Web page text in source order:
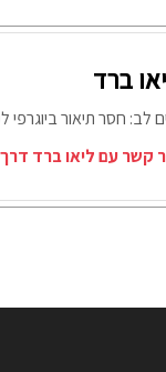
ברד
לב: חסר תיאור
קשר עם ליאו ברד